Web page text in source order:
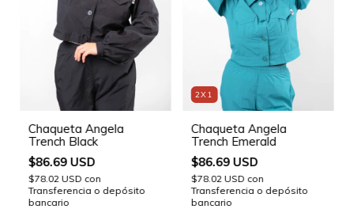
Chaqueta Angela
Trench Black
$86.69 USD
$78.02 USD con
Transferencia o depósito
bancario
2X1
Chaqueta Angela
Trench Emerald
$86.69 USD
$78.02 USD con
Transferencia o depósito
bancario